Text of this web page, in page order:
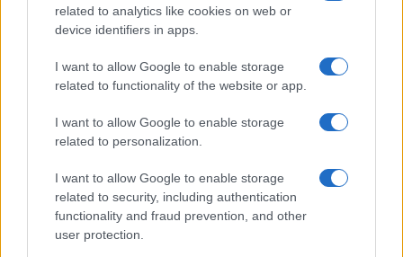
related to analytics like cookies on web or
device identifiers in apps.
I want to allow Google to enable storage
related to functionality of the website or app.
I want to allow Google to enable storage
related to personalization.
I want to allow Google to enable storage
related to security, including authentication
functionality and fraud prevention, and other
user protection.
raggiungere le 70 vittorie nella stagione 2026
Ilaria Mauri · 5 Ago 2026
CALCIO